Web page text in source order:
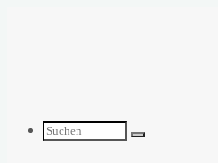
Suchen